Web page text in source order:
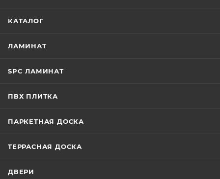
КАТАЛОГ
ЛАМИНАТ
SPC ЛАМИНАТ
ПВХ ПЛИТКА
ПАРКЕТНАЯ ДОСКА
ТЕРРАСНАЯ ДОСКА
ДВЕРИ